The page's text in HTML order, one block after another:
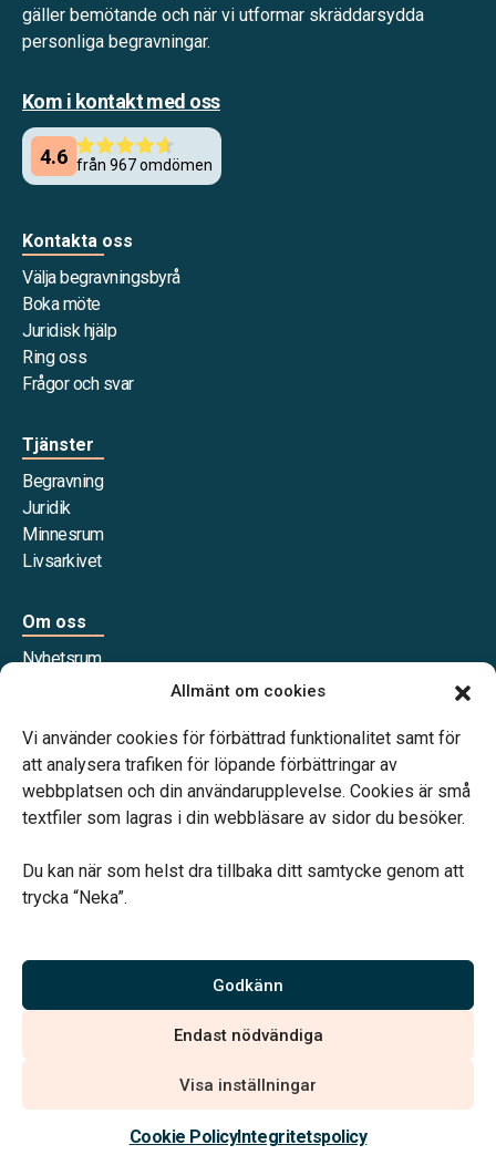
Allmänt om cookies
Vi använder cookies för förbättrad funktionalitet samt för
att analysera trafiken för löpande förbättringar av
webbplatsen och din användarupplevelse. Cookies är små
textfiler som lagras i din webbläsare av sidor du besöker.
Du kan när som helst dra tillbaka ditt samtycke genom att
trycka “Neka”.
Godkänn
Endast nödvändiga
Visa inställningar
Cookie PolicyIntegritetspolicy
Hitta begravningsbyrå 020 - 99 99 00
gäller bemötande och när vi utformar skräddarsydda
personliga begravningar.
Kom i kontakt med oss
Kontakta oss
Välja begravningsbyrå
Boka möte
Juridisk hjälp
Ring oss
Frågor och svar
Tjänster
Begravning
Juridik
Minnesrum
Livsarkivet
Om oss
Nyhetsrum
Våra samarbetspartners
familjejuridiken – genom hela livet.
Allmänna villkor Köpvillkor